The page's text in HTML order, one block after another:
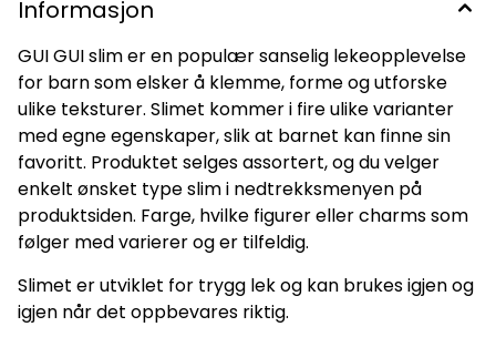
Informasjon
GUI GUI slim er en populær sanselig lekeopplevelse
for barn som elsker å klemme, forme og utforske
ulike teksturer. Slimet kommer i fire ulike varianter
med egne egenskaper, slik at barnet kan finne sin
favoritt. Produktet selges assortert, og du velger
enkelt ønsket type slim i nedtrekksmenyen på
produktsiden. Farge, hvilke figurer eller charms som
følger med varierer og er tilfeldig.
Slimet er utviklet for trygg lek og kan brukes igjen og
igjen når det oppbevares riktig.